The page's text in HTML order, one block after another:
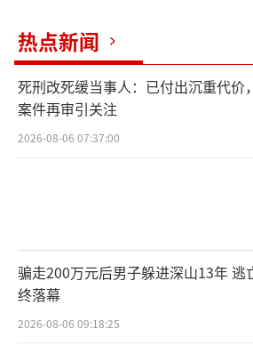
热点新闻
死刑改死缓当事人：已付出沉重代价，
案件再审引关注
2026-08-06 07:37:00
骗走200万元后男子躲进深山13年 逃
终落幕
2026-08-06 09:18:25